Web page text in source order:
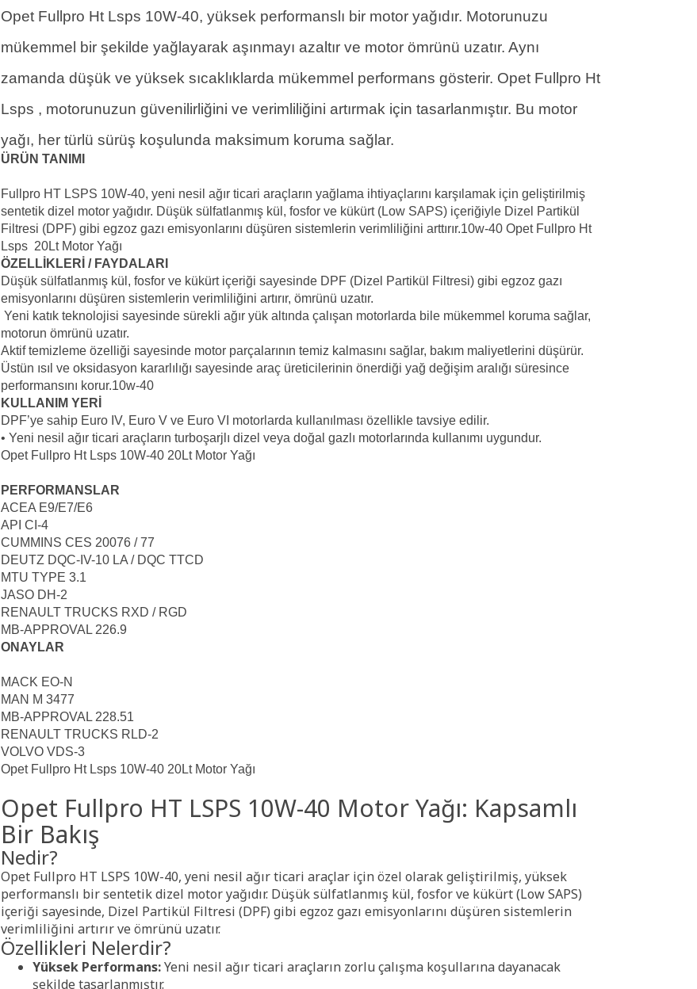
Opet Fullpro Ht Lsps 10W-40, yüksek performanslı bir motor yağıdır. Motorunuzu
mükemmel bir şekilde yağlayarak aşınmayı azaltır ve motor ömrünü uzatır. Aynı
zamanda düşük ve yüksek sıcaklıklarda mükemmel performans gösterir. Opet Fullpro Ht
Lsps , motorunuzun güvenilirliğini ve verimliliğini artırmak için tasarlanmıştır. Bu motor
yağı, her türlü sürüş koşulunda maksimum koruma sağlar.
ÜRÜN TANIMI
Fullpro HT LSPS 10W-40, yeni nesil ağır ticari araçların yağlama ihtiyaçlarını karşılamak için geliştirilmiş
sentetik dizel motor yağıdır. Düşük sülfatlanmış kül, fosfor ve kükürt (Low SAPS) içeriğiyle Dizel Partikül
Filtresi (DPF) gibi egzoz gazı emisyonlarını düşüren sistemlerin verimliliğini arttırır.10w-40 Opet Fullpro Ht
Lsps 20Lt Motor Yağı
ÖZELLİKLERİ / FAYDALARI
Düşük sülfatlanmış kül, fosfor ve kükürt içeriği sayesinde DPF (Dizel Partikül Filtresi) gibi egzoz gazı
emisyonlarını düşüren sistemlerin verimliliğini artırır, ömrünü uzatır.
Yeni katık teknolojisi sayesinde sürekli ağır yük altında çalışan motorlarda bile mükemmel koruma sağlar,
motorun ömrünü uzatır.
Aktif temizleme özelliği sayesinde motor parçalarının temiz kalmasını sağlar, bakım maliyetlerini düşürür.
Üstün ısıl ve oksidasyon kararlılığı sayesinde araç üreticilerinin önerdiği yağ değişim aralığı süresince
performansını korur.10w-40
KULLANIM YERİ
DPF’ye sahip Euro IV, Euro V ve Euro VI motorlarda kullanılması özellikle tavsiye edilir.
• Yeni nesil ağır ticari araçların turboşarjlı dizel veya doğal gazlı motorlarında kullanımı uygundur.
Opet Fullpro Ht Lsps 10W-40 20Lt Motor Yağı
PERFORMANSLAR
ACEA E9/E7/E6
API CI-4
CUMMINS CES 20076 / 77
DEUTZ DQC-IV-10 LA / DQC TTCD
MTU TYPE 3.1
JASO DH-2
RENAULT TRUCKS RXD / RGD
MB-APPROVAL 226.9
ONAYLAR
MACK EO-N
MAN M 3477
MB-APPROVAL 228.51
RENAULT TRUCKS RLD-2
VOLVO VDS-3
Opet Fullpro Ht Lsps 10W-40 20Lt Motor Yağı
Opet Fullpro HT LSPS 10W-40 Motor Yağı: Kapsamlı
Bir Bakış
Nedir?
Opet Fullpro HT LSPS 10W-40, yeni nesil ağır ticari araçlar için özel olarak geliştirilmiş, yüksek
performanslı bir sentetik dizel motor yağıdır. Düşük sülfatlanmış kül, fosfor ve kükürt (Low SAPS)
içeriği sayesinde, Dizel Partikül Filtresi (DPF) gibi egzoz gazı emisyonlarını düşüren sistemlerin
verimliliğini artırır ve ömrünü uzatır.
Özellikleri Nelerdir?
Yüksek Performans:Yeni nesil ağır ticari araçların zorlu çalışma koşullarına dayanacak
şekilde tasarlanmıştır.